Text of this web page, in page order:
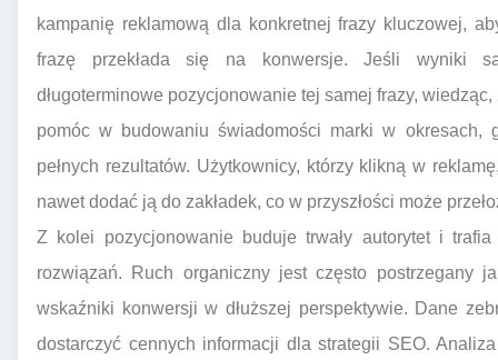
kampanię reklamową dla konkretnej frazy kluczowej,
frazę przekłada się na konwersje. Jeśli wyniki
długoterminowe pozycjonowanie tej samej frazy,
pomóc w budowaniu świadomości marki w okresach,
pełnych rezultatów. Użytkownicy, którzy klikną w
nawet dodać ją do zakładek, co w przyszłości może
Z kolei pozycjonowanie buduje trwały autorytet i
rozwiązań. Ruch organiczny jest często postrzegany
wskaźniki konwersji w dłuższej perspektywie. Dane
dostarczyć cennych informacji dla strategii SEO.